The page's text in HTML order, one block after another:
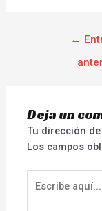
←
Deja un
Tu dirección
Los campos
aquí...